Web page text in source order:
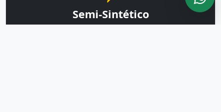
Semi-Sintético